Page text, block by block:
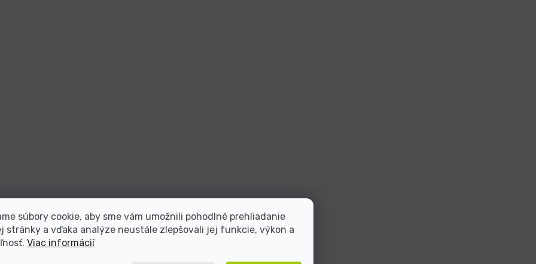
súbory cookie, aby sme vám umožnili pohodlné prehliadanie
stránky a vďaka analýze neustále zlepšovali jej funkcie, výkon a
Viac informácií